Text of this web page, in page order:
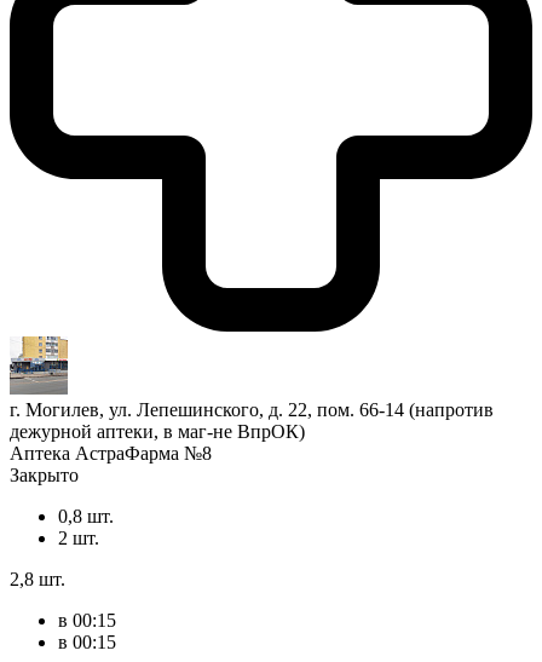
г. Могилев, ул. Лепешинского, д. 22, пом. 66-14 (напротив
дежурной аптеки, в маг-не ВпрОК)
Аптека АстраФарма №8
Закрыто
0,8 шт.
2 шт.
2,8 шт.
в 00:15
в 00:15